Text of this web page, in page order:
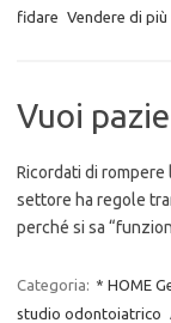
fidare Vendere di più
Vuoi
Ricordati di
settore ha regole
perché si sa
Categoria: * HOME
studio odontoiatrico